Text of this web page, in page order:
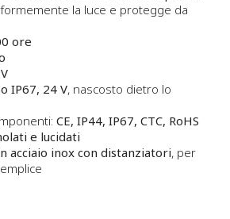
la luce e protegge da
ore
IP67, 24 V, nascosto dietro lo
CE, IP44, IP67, CTC, RoHS
e lucidati
acciaio inox con distanziatori, per